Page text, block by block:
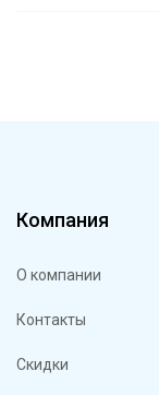
Компания
О компании
Контакты
Скидки